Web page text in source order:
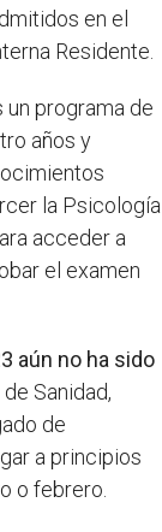
en el
Residente.
un programa de
años y
la Psicología
acceder a
el examen
aún no ha sido
Sanidad,
de
a principios
o febrero.